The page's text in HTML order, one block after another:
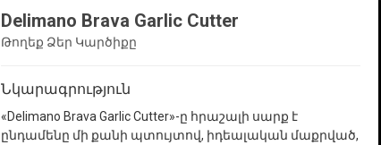
Delimano Brava Garlic Cutter
Թողեք Ձեր Կարծիքը
Նկարագրություն
«Delimano Brava Garlic Cutter»-ը հրաշալի սարք է
ընդամենը մի քանի պտույտով, իդեալական մաքրված,